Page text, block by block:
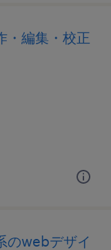
・編集・校正
のwebデザイ